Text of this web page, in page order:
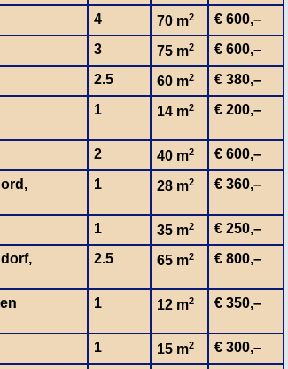
4 70 m2
€ 600,–
3 75 m2
€ 600,–
2.5 60 m2
€ 380,–
1 14 m2 € 200,–
2 40 m2
€ 600,–
1 28 m2 € 360,–
1 35 m2
€ 250,–
2.5 65 m2 € 800,–
1 12 m2 € 350,–
1 15 m2
€ 300,–